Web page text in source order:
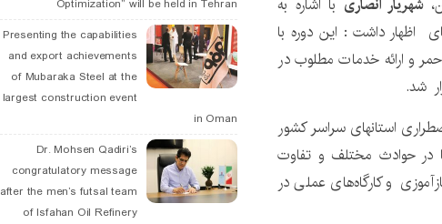
شهریار انصاری با اشاره به
اظهار داشت : این دوره با
و ارائه خدمات مطلوب در
شد.
استانهای سراسر کشور
در حوادث مختلف و تفاوت
و کارگاه‌های عملی در
Optimization” will be held in Tehran
Presenting the capabilities
and export achievements
of Mubaraka Steel at the
largest construction event
in Oman
Dr. Mohsen Qadiri’s
congratulatory message
after the men’s futsal team
of Isfahan Oil Refinery